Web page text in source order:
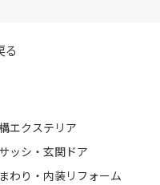
る
エクステリア
ッシ・玄関ドア
わり・内装リフォーム